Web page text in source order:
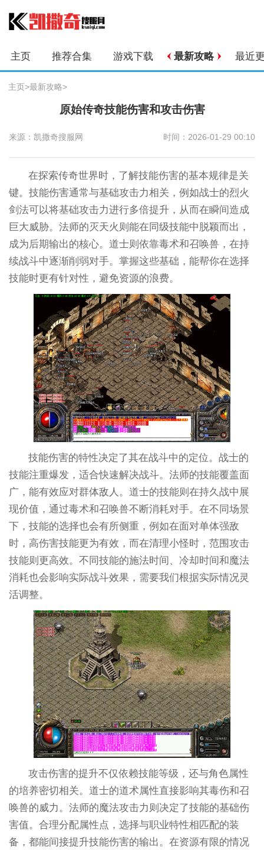
主页 推荐合集 游戏下载 最新攻略 最近
主页>最新攻略>
原始传奇技能伤害和攻击伤害
来源：凯撒奇搜服网 时间：2026-01-29 00:10
在探索传奇世界时，了解技能伤害的基本规律是关
键。技能伤害通常与基础攻击力相关，例如战士的烈火
剑法可以将基础攻击力进行多倍提升，从而在瞬间造成
巨大威胁。法师的灭天火则能在同级技能中脱颖而出，
成为后期输出的核心。道士则依靠毒术和召唤兽，在持
续战斗中逐渐削弱对手。掌握这些基础，能帮你在选择
技能时更有针对性，避免资源的浪费。
技能伤害的特性决定了其在战斗中的定位。战士的
技能注重爆发，适合快速解决战斗。法师的技能覆盖面
广，能有效应对群体敌人。道士的技能则在持久战中展
现价值，通过毒术和召唤兽不断消耗对手。在不同场景
下，技能的选择也会有所侧重，例如在面对单体强敌
时，高伤害技能更为有效，而在清理小怪时，范围攻击
技能则更高效。不同技能的施法时间、冷却时间和魔法
消耗也会影响实际战斗效果，需要我们根据实际情况灵
活调整。
攻击伤害的提升不仅依赖技能等级，还与角色属性
的培养密切相关。道士的道术属性直接影响其毒伤和召
唤兽的威力。法师的魔法攻击力则决定了技能的基础伤
害值。合理分配属性点，选择与职业特性相匹配的装
备，都能间接提升技能伤害的输出。在资源有限的情况